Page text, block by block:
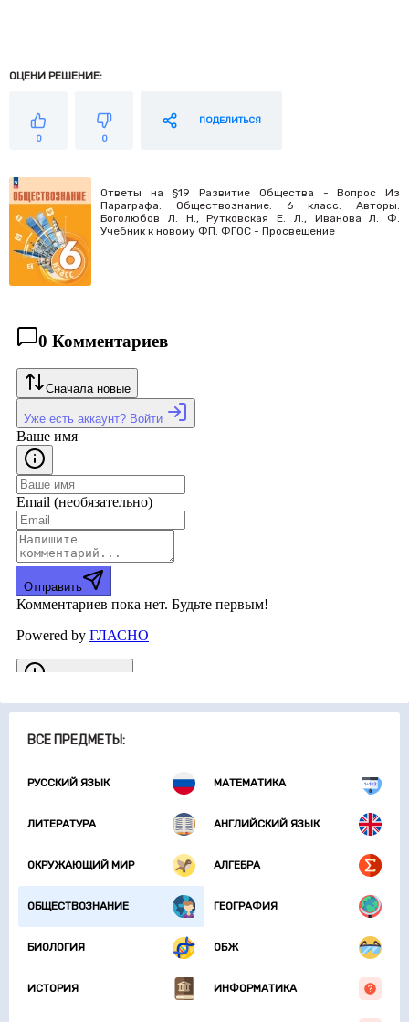
ВСЕ ПРЕДМЕТЫ:
РУССКИЙ ЯЗЫК МАТЕМАТИКА
ЛИТЕРАТУРА АНГЛИЙСКИЙ ЯЗЫК
ОКРУЖАЮЩИЙ МИР АЛГЕБРА
ОБЩЕСТВОЗНАНИЕ ГЕОГРАФИЯ
БИОЛОГИЯ ОБЖ
ИСТОРИЯ ИНФОРМАТИКА
ОЦЕНИ РЕШЕНИЕ:
0 0
ПОДЕЛИТЬСЯ
Ответы на §19 Развитие Общества - Вопрос Из
Параграфа. Обществознание. 6 класс. Авторы:
Боголюбов Л. Н., Рутковская Е. Л., Иванова Л. Ф.
Учебник к новому ФП. ФГОС - Просвещение